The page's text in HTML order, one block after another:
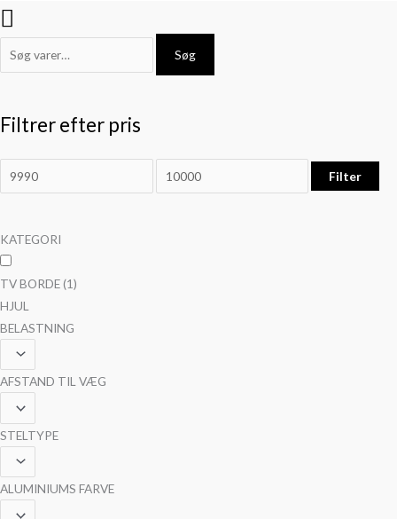
Søg
Filtrer efter pris
Filter
KATEGORI
TV BORDE(1)
HJUL
BELASTNING
AFSTAND TIL VÆG
STELTYPE
ALUMINIUMS FARVE